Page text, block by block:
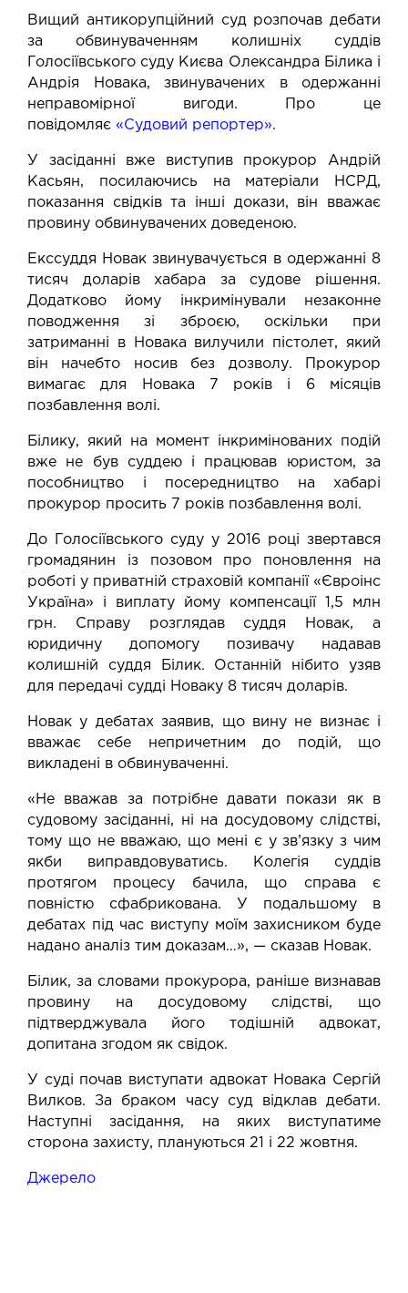
Вищий антикорупційний суд розпочав дебати
за обвинуваченням колишніх суддів
Голосіївського суду Києва Олександра Білика і
Андрія Новака, звинувачених в одержанні
неправомірної вигоди. Про це
повідомляє «Судовий репортер».
У засіданні вже виступив прокурор Андрій
Касьян, посилаючись на матеріали НСРД,
показання свідків та інші докази, він вважає
провину обвинувачених доведеною.
Екссуддя Новак звинувачується в одержанні 8
тисяч доларів хабара за судове рішення.
Додатково йому інкримінували незаконне
поводження зі зброєю, оскільки при
затриманні в Новака вилучили пістолет, який
він начебто носив без дозволу. Прокурор
вимагає для Новака 7 років і 6 місяців
позбавлення волі.
Білику, який на момент інкримінованих подій
вже не був суддею і працював юристом, за
пособництво і посередництво на хабарі
прокурор просить 7 років позбавлення волі.
До Голосіївського суду у 2016 році звертався
громадянин із позовом про поновлення на
роботі у приватній страховій компанії «Євроінс
Україна» і виплату йому компенсації 1,5 млн
грн. Справу розглядав суддя Новак, а
юридичну допомогу позивачу надавав
колишній суддя Білик. Останній нібито узяв
для передачі судді Новаку 8 тисяч доларів.
Новак у дебатах заявив, що вину не визнає і
вважає себе непричетним до подій, що
викладені в обвинуваченні.
«Не вважав за потрібне давати покази як в
судовому засіданні, ні на досудовому слідстві,
тому що не вважаю, що мені є у зв’язку з чим
якби виправдовуватись. Колегія суддів
протягом процесу бачила, що справа є
повністю сфабрикована. У подальшому в
дебатах під час виступу моїм захисником буде
надано аналіз тим доказам…», — сказав Новак.
Білик, за словами прокурора, раніше визнавав
провину на досудовому слідстві, що
підтверджувала його тодішній адвокат,
допитана згодом як свідок.
У суді почав виступати адвокат Новака Сергій
Вилков. За браком часу суд відклав дебати.
Наступні засідання, на яких виступатиме
сторона захисту, плануються 21 і 22 жовтня.
Джерело